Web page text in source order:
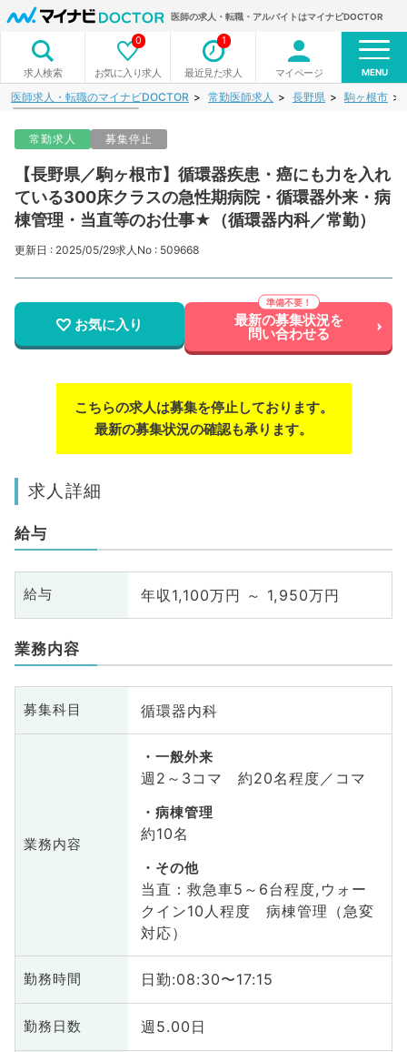
医師の求人・転職・アルバイトはマイナビDOCTOR
求人検索 お気に入り求人
0
最近見た求人
1
マイページ MENU
医師求人・転職のマイナビDOCTOR 常勤医師求人 長野県 駒ヶ根市
常勤求人 募集停止
【長野県／駒ヶ根市】循環器疾患・癌にも力を入れ
ている300床クラスの急性期病院・循環器外来・病
棟管理・当直等のお仕事★（循環器内科／常勤）
更新日 : 2025/05/29求人No : 509668
お気に入り 最新の募集状況を
問い合わせる
こちらの求人は募集を停止しております。
最新の募集状況の確認も承ります。
求人詳細
給与
給与 年収1,100万円 ～ 1,950万円
業務内容
募集科目 循環器内科
業務内容
一般外来
週2～3コマ 約20名程度／コマ
病棟管理
約10名
その他
当直：救急車5～6台程度,ウォー
クイン10人程度 病棟管理（急変
対応）
勤務時間 日勤:08:30〜17:15
勤務日数 週5.00日